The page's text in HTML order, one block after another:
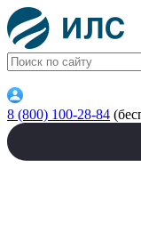
8 (800) 100-28-84